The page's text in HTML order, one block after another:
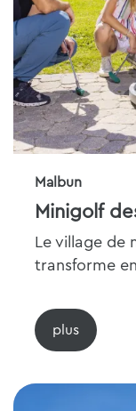
Malbun
Minigolf
Le village de
transforme